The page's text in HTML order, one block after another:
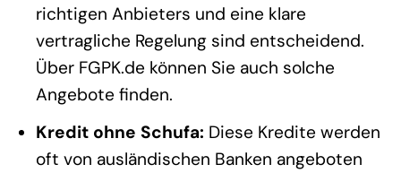
richtigen Anbieters und eine klare
vertragliche Regelung sind entscheidend.
Über FGPK.de können Sie auch solche
Angebote finden.
Kredit ohne Schufa: Diese Kredite werden
oft von ausländischen Banken angeboten